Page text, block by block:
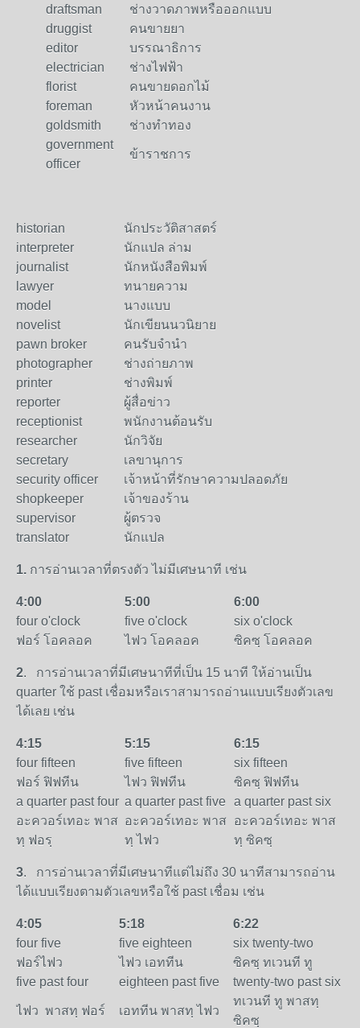
draftsman
ช่างวาดภาพหรือออกแบบ
druggist
คนขายยา
editor
บรรณาธิการ
electrician
ช่างไฟฟ้า
florist
คนขายดอกไม้
foreman
หัวหน้าคนงาน
goldsmith
ช่างทำทอง
government
officer
ข้าราชการ
historian
นักประวัติสาสตร์
interpreter
นักแปล ล่าม
journalist
นักหนังสือพิมพ์
lawyer
ทนายความ
model
นางแบบ
novelist
นักเขียนนวนิยาย
pawn broker
คนรับจำนำ
photographer
ช่างถ่ายภาพ
printer
ช่างพิมพ์
reporter
ผู้สื่อข่าว
receptionist
พนักงานต้อนรับ
researcher
นักวิจัย
secretary
เลขานุการ
security officer
เจ้าหน้าที่รักษาความปลอดภัย
shopkeeper
เจ้าของร้าน
supervisor
ผู้ตรวจ
translator
นักแปล
1. การอ่านเวลาที่ตรงตัว ไม่มีเศษนาที เช่น
4:00 5:00
6:00
four o'clock
five o'clock
six o'clock
ฟอร์ โอคลอค
ไฟว โอคลอค ซิคซฺ โอคลอค
2. การอ่านเวลาที่มีเศษนาทีที่เป็น 15 นาที ให้อ่านเป็น
quarter ใช้ past เชื่อมหรือเราสามารถอ่านแบบเรียงตัวเลข
ได้เลย เช่น
4:15 5:15
6:15
four fifteen
five fifteen
six fifteen
ฟอร์ ฟิฟทีน
ไฟว ฟิฟทีน
ซิคซฺ ฟิฟทีน
a quarter past four a quarter past five a quarter past six
อะควอร์เทอะ พาส
ทฺ ฟอรฺ
อะควอร์เทอะ พาส
ทฺ ไฟว
อะควอร์เทอะ พาส
ทฺ ซิคซฺ
3. การอ่านเวลาที่มีเศษนาทีแต่ไม่ถึง 30 นาทีสามารถอ่าน
ได้แบบเรียงตามตัวเลขหรือใช้ past เชื่อม เช่น
4:05 5:18
6:22
four five
five eighteen
six twenty-two
ฟอร์ไฟว
ไฟว เอททีน
ซิคซฺ ทเวนที ทู
five past four
eighteen past five twenty-two past six
ไฟว พาสทฺ ฟอร์ เอททีน พาสทฺ ไฟว
ทเวนที ทู พาสทฺ
ซิคซฺ